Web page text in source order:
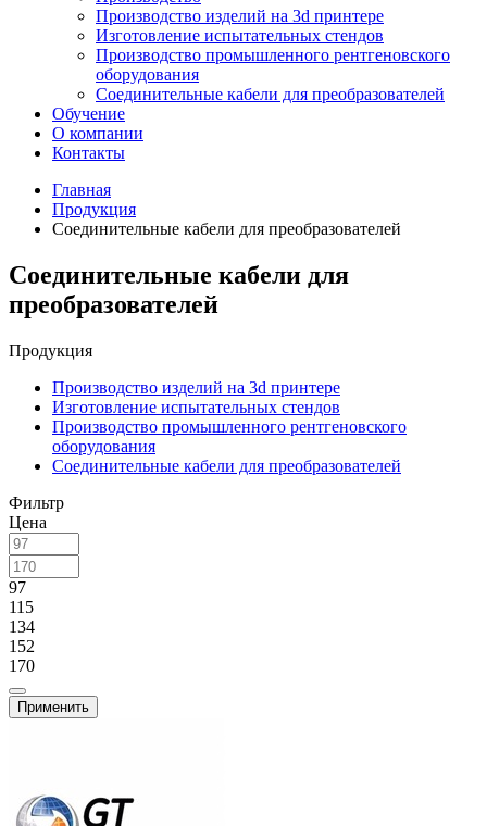
Производство изделий на 3d принтере
Изготовление испытательных стендов
Производство промышленного рентгеновского
оборудования
Соединительные кабели для преобразователей
Обучение
О компании
Контакты
Главная
Продукция
Соединительные кабели для преобразователей
Соединительные кабели для
преобразователей
Продукция
Производство изделий на 3d принтере
Изготовление испытательных стендов
Производство промышленного рентгеновского
оборудования
Соединительные кабели для преобразователей
Фильтр
Цена
97
115
134
152
170
Применить